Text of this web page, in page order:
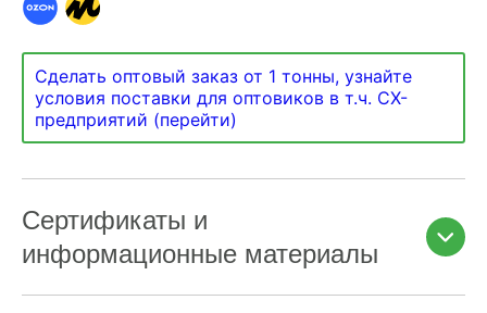
Сделать оптовый заказ от 1 тонны, узнайте
условия поставки для оптовиков в т.ч. СХ-
предприятий (перейти)
Сертификаты и
информационные материалы